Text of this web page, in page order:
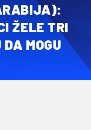
ŽELE TRI
MOGU